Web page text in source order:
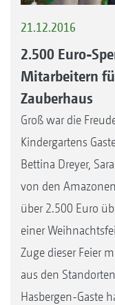
21.12.2016
2.500 Euro-
Mitarbeitern
Zauberhaus
Groß war die
Kindergartens
Bettina Dreyer,
von den
über 2.500 Euro
einer
Zuge dieser Feier
aus den
Hasbergen-Gaste